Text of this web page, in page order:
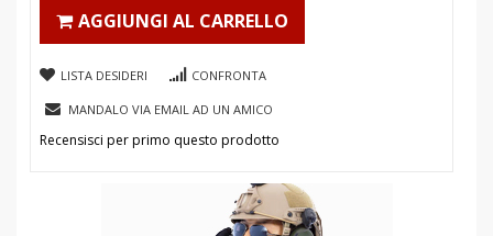
AGGIUNGI AL CARRELLO
LISTA DESIDERI CONFRONTA
MANDALO VIA EMAIL AD UN AMICO
Recensisci per primo questo prodotto